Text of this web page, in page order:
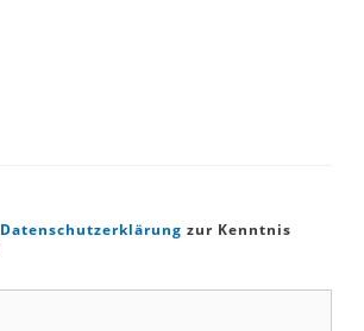
Datenschutzerklärung zur Kenntnis